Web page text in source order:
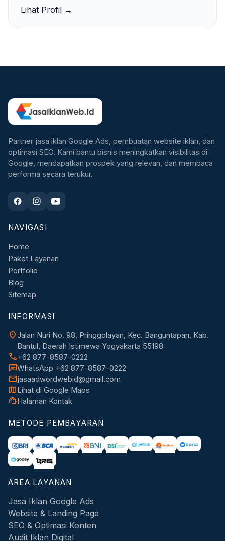
Lihat Profil →
Partner jasa iklan Google Ads, pembuatan website iklan, dan
optimasi SEO. Kami bantu bisnis meningkatkan visibilitas di
Google, mendapatkan prospek yang relevan, dan membaca
performa secara terukur.
NAVIGASI
Home
Paket Layanan
Portfolio
Blog
Sitemap
INFORMASI
location_onJalan Nuri No. 98, Pringgolayan, Kec. Banguntapan, Kab.
Bantul, Daerah Istimewa Yogyakarta 55198
call+62 877-8587-0222
chatWhatsApp +62 877-8587-0222
mailjasaadwordwebid@gmail.com
mapLihat di Google Maps
support_agentHalaman Kontak
METODE PEMBAYARAN
AREA LAYANAN
Jasa Iklan Google Ads
Website & Landing Page
SEO & Optimasi Konten
Audit Iklan Digital